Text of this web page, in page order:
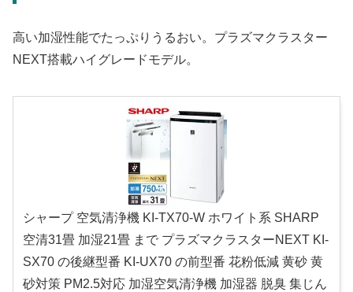
高い加湿性能でたっぷりうるおい。プラズマクラスター
NEXT搭載ハイグレードモデル。
シャープ 空気清浄機 KI-TX70-W ホワイト系 SHARP
空清31畳 加湿21畳 まで プラズマクラスターNEXT KI-
SX70 の後継型番 KI-UX70 の前型番 花粉低減 黄砂 黄
砂対策 PM2.5対応 加湿空気清浄機 加湿器 脱臭 集じん